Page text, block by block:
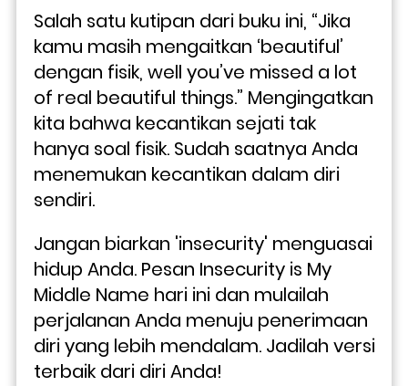
Salah satu kutipan dari buku ini, “Jika
kamu masih mengaitkan ‘beautiful’
dengan fisik, well you’ve missed a lot
of real beautiful things.” Mengingatkan
kita bahwa kecantikan sejati tak
hanya soal fisik. Sudah saatnya Anda
menemukan kecantikan dalam diri
sendiri.
Jangan biarkan 'insecurity' menguasai
hidup Anda. Pesan Insecurity is My
Middle Name hari ini dan mulailah
perjalanan Anda menuju penerimaan
diri yang lebih mendalam. Jadilah versi
terbaik dari diri Anda!